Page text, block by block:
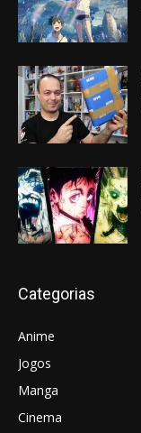
Categorias
Anime
Jogos
Manga
Cinema